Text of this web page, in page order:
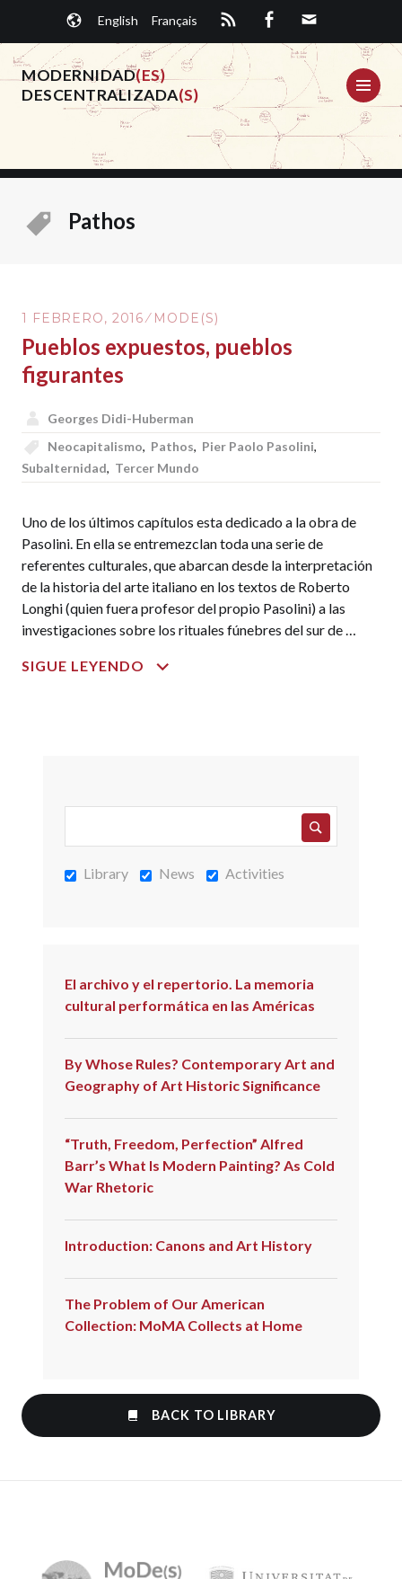
contenido.
English Français
MODERNIDAD(ES)
DESCENTRALIZADA(S)
Pathos
1 FEBRERO, 2016 MODE(S)
Pueblos expuestos, pueblos
figurantes
Georges Didi-Huberman
Neocapitalismo, Pathos, Pier Paolo Pasolini,
Subalternidad, Tercer Mundo
Uno de los últimos capítulos esta dedicado a la obra de
Pasolini. En ella se entremezclan toda una serie de
referentes culturales, que abarcan desde la interpretación
de la historia del arte italiano en los textos de Roberto
Longhi (quien fuera profesor del propio Pasolini) a las
investigaciones sobre los rituales fúnebres del sur de …
SIGUE LEYENDO
PUEBLOS
Library News Activities
El archivo y el repertorio. La memoria
cultural performática en las Américas
By Whose Rules? Contemporary Art and
Geography of Art Historic Significance
“Truth, Freedom, Perfection” Alfred
Barr’s What Is Modern Painting? As Cold
War Rhetoric
Introduction: Canons and Art History
The Problem of Our American
Collection: MoMA Collects at Home
BACK TO LIBRARY